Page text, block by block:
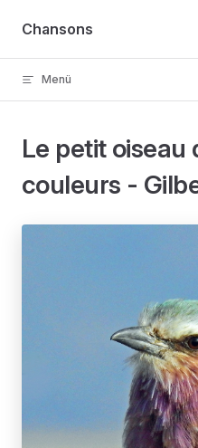
Skip to content
Chansons
Menü
Le petit oiseau
couleurs -